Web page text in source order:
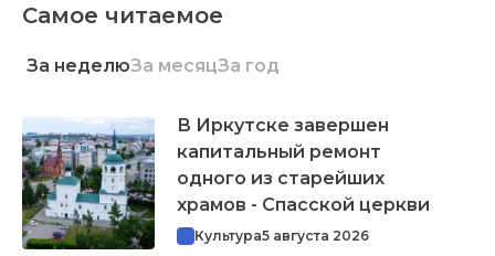
Самое читаемое
За неделюЗа месяцЗа год
В Иркутске завершен
капитальный ремонт
одного из старейших
храмов - Спасской церкви
Культура5 августа 2026